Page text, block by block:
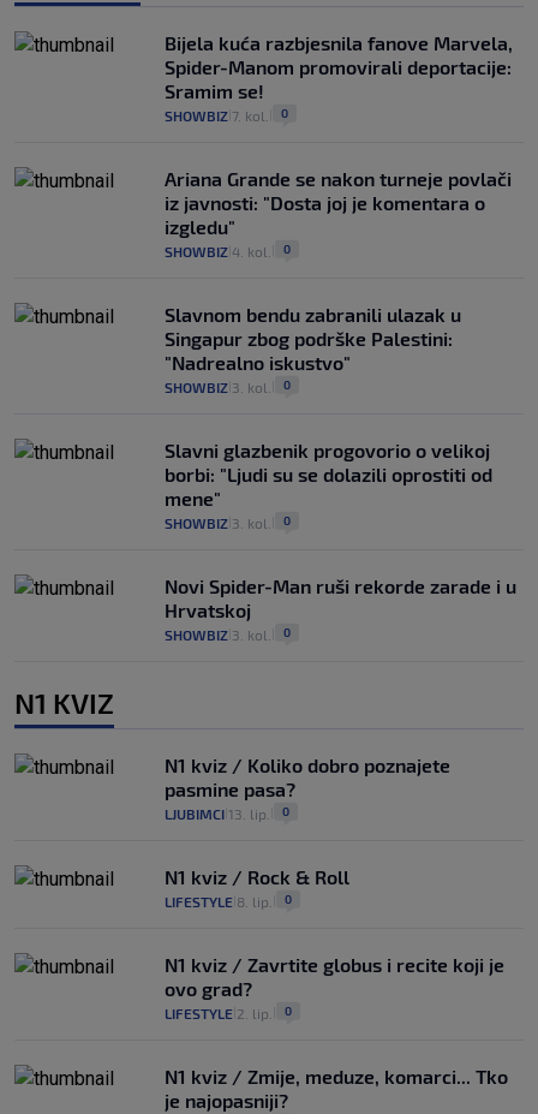
Bijela kuća razbjesnila fanove Marvela,
Spider-Manom promovirali deportacije:
Sramim se!
SHOWBIZ 7. kol. 0
Ariana Grande se nakon turneje povlači
iz javnosti: "Dosta joj je komentara o
izgledu"
SHOWBIZ 4. kol. 0
Slavnom bendu zabranili ulazak u
Singapur zbog podrške Palestini:
"Nadrealno iskustvo"
SHOWBIZ 3. kol. 0
Slavni glazbenik progovorio o velikoj
borbi: "Ljudi su se dolazili oprostiti od
mene"
SHOWBIZ 3. kol. 0
Novi Spider-Man ruši rekorde zarade i u
Hrvatskoj
SHOWBIZ 3. kol. 0
N1 KVIZ
N1 kviz / Koliko dobro poznajete
pasmine pasa?
LJUBIMCI 13. lip. 0
N1 kviz / Rock & Roll
LIFESTYLE 8. lip. 0
N1 kviz / Zavrtite globus i recite koji je
ovo grad?
LIFESTYLE 2. lip. 0
N1 kviz / Zmije, meduze, komarci... Tko
je najopasniji?